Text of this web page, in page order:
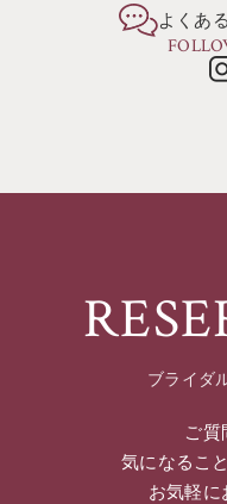
よくあ
ブライダ
ご質
気になるこ
お気軽に